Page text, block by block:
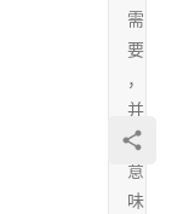
需
要
，
并
不
意
味